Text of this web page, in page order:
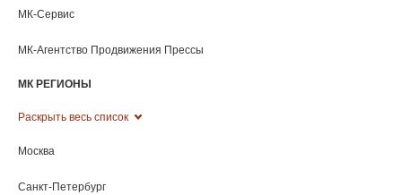
МК-Сервис
МК-Агентство Продвижения Прессы
МК РЕГИОНЫ
Раскрыть весь список
Москва
Санкт-Петербург